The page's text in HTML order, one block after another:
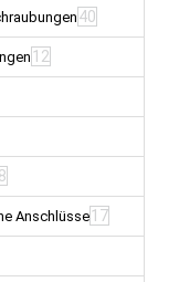
40
12
Anschlüsse 17